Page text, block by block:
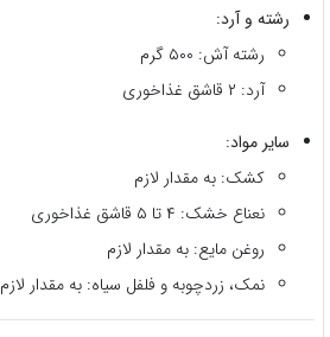
رشته و آرد:
رشته آش: ۵۰۰ گرم
آرد: ۲ قاشق غذاخوری
سایر مواد:
کشک: به مقدار لازم
نعناع خشک: ۴ تا ۵ قاشق غذاخوری
روغن مایع: به مقدار لازم
نمک، زردچوبه و فلفل سیاه: به مقدار لازم